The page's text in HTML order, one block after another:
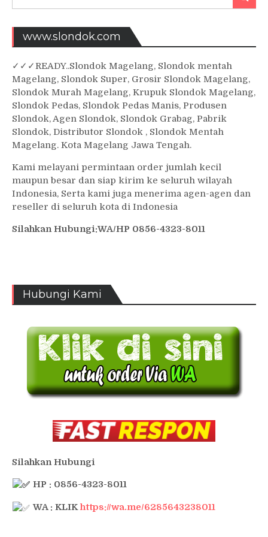
for:
www.slondok.com
✓ ✓✓READY..Slondok Magelang, Slondok mentah
Magelang, Slondok Super, Grosir Slondok Magelang,
Slondok Murah Magelang, Krupuk Slondok Magelang,
Slondok Pedas, Slondok Pedas Manis, Produsen
Slondok, Agen Slondok, Slondok Grabag, Pabrik
Slondok, Distributor Slondok , Slondok Mentah
Magelang. Kota Magelang Jawa Tengah.
Kami melayani permintaan order jumlah kecil
maupun besar dan siap kirim ke seluruh wilayah
Indonesia, Serta kami juga menerima agen-agen dan
reseller di seluruh kota di Indonesia
Silahkan Hubungi:WA/HP 0856-4323-8011
Hubungi Kami
Silahkan Hubungi
HP : 0856-4323-8011
WA : KLIKhttps://wa.me/6285643238011